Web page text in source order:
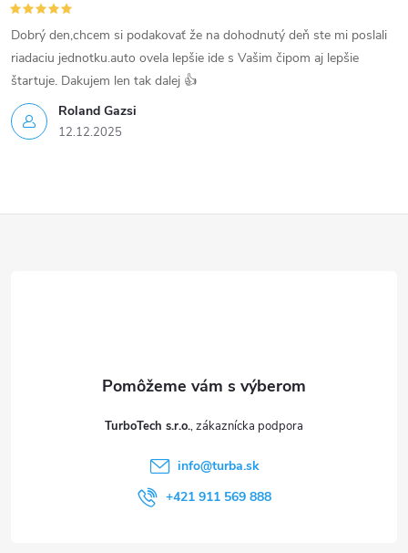
s
u
Roland Gazsi
12.12.2025
Dobrý den,chcem si podakovať že na dohodnutý deň ste mi poslali
riadaciu jednotku.auto ovela lepšie ide s Vašim čipom aj lepšie
štartuje. Dakujem len tak dalej 👍
TurboTech s.r.o.
info@turba.sk
+421 911 569 888